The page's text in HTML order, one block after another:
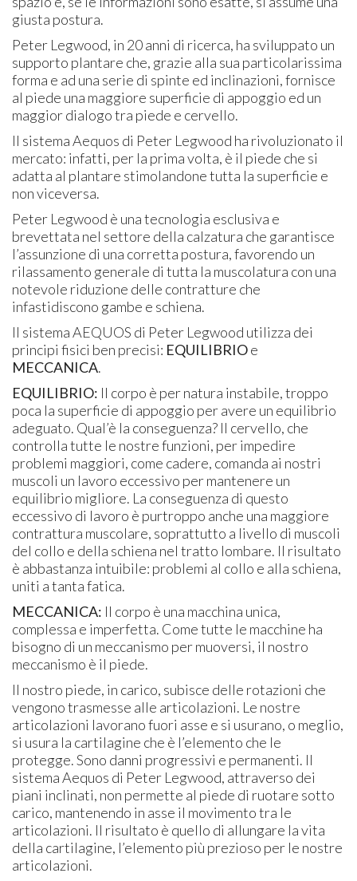
giusta postura.
Peter Legwood, in 20 anni di ricerca, ha sviluppato un
supporto plantare che, grazie alla sua particolarissima
forma e ad una serie di spinte ed inclinazioni, fornisce
al piede una maggiore superficie di appoggio ed un
maggior dialogo tra piede e cervello.
Il sistema Aequos di Peter Legwood ha rivoluzionato il
mercato: infatti, per la prima volta, è il piede che si
adatta al plantare stimolandone tutta la superficie e
non viceversa.
Peter Legwood è una tecnologia esclusiva e
brevettata nel settore della calzatura che garantisce
l’assunzione di una corretta postura, favorendo un
rilassamento generale di tutta la muscolatura con una
notevole riduzione delle contratture che
infastidiscono gambe e schiena.
Il sistema AEQUOS di Peter Legwood utilizza dei
principi fisici ben precisi: EQUILIBRIOe
MECCANICA.
EQUILIBRIO: Il corpo è per natura instabile, troppo
poca la superficie di appoggio per avere un equilibrio
adeguato. Qual’è la conseguenza? Il cervello, che
controlla tutte le nostre funzioni, per impedire
problemi maggiori, come cadere, comanda ai nostri
muscoli un lavoro eccessivo per mantenere un
equilibrio migliore. La conseguenza di questo
eccessivo di lavoro è purtroppo anche una maggiore
contrattura muscolare, soprattutto a livello di muscoli
del collo e della schiena nel tratto lombare. Il risultato
è abbastanza intuibile: problemi al collo e alla schiena,
uniti a tanta fatica.
MECCANICA: Il corpo è una macchina unica,
complessa e imperfetta. Come tutte le macchine ha
bisogno di un meccanismo per muoversi, il nostro
meccanismo è il piede.
Il nostro piede, in carico, subisce delle rotazioni che
vengono trasmesse alle articolazioni. Le nostre
articolazioni lavorano fuori asse e si usurano, o meglio,
si usura la cartilagine che è l’elemento che le
protegge. Sono danni progressivi e permanenti. Il
sistema Aequos di Peter Legwood, attraverso dei
piani inclinati, non permette al piede di ruotare sotto
carico, mantenendo in asse il movimento tra le
articolazioni. Il risultato è quello di allungare la vita
della cartilagine, l’elemento più prezioso per le nostre
articolazioni.